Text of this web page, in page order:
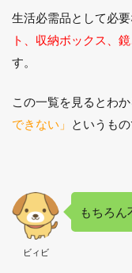
生活必需品として必要
ト、収納ボックス、
す。
この一覧を見るとわか
できない」
というも
ビィビ
もちろ